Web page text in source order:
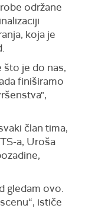
održane
koja je
što je do nas,
finiširamo
član tima,
a, Uroša
gledam ovo.
ističe